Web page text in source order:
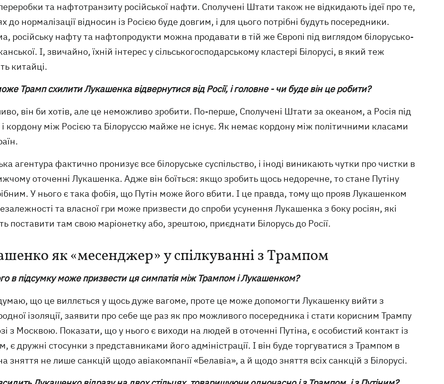
та нафтотранзиту російської нафти. Сполучені Штати також не відкидають ідеї про те,
до нормалізації відносин із Росією буде довгим, і для цього потрібні будуть посередники.
російську нафту та нафтопродукти можна продавати в тій же Європі під виглядом білорусько-
І, звичайно, їхній інтерес у сільськогосподарському кластері Білорусі, в який теж
китайці.
Трамп схилити Лукашенка відвернутися від Росії, і головне - чи буде він це робити?
він би хотів, але це неможливо зробити. По-перше, Сполучені Штати за океаном, а Росія під
кордону між Росією та Білоруссю майже не існує. Як немає кордону між політичними класами
агентура фактично пронизує все білоруське суспільство, і іноді виникають чутки про чистки в
оточенні Лукашенка. Адже він боїться: якщо зробить щось недоречне, то стане Путіну
У нього є така фобія, що Путін може його вбити. І це правда, тому що прояв Лукашенком
та власної гри може призвести до спроби усунення Лукашенка з боку росіян, які
поставити там свою маріонетку або, зрештою, приєднати Білорусь до Росії.
як «месенджер» у спілкуванні з Трампом
в підсумку може призвести ця симпатія між Трампом і Лукашенком?
що це виллється у щось дуже вагоме, проте це може допомогти Лукашенку вийти з
ізоляції, заявити про себе ще раз як про можливого посередника і стати корисним Трампу
з Москвою. Показати, що у нього є виходи на людей в оточенні Путіна, є особистий контакт із
є дружні стосунки з представниками його адміністрації. І він буде торгуватися з Трампом в
зняття не лише санкцій щодо авіакомпанії «Белавіа», а й щодо зняття всіх санкцій з Білорусі.